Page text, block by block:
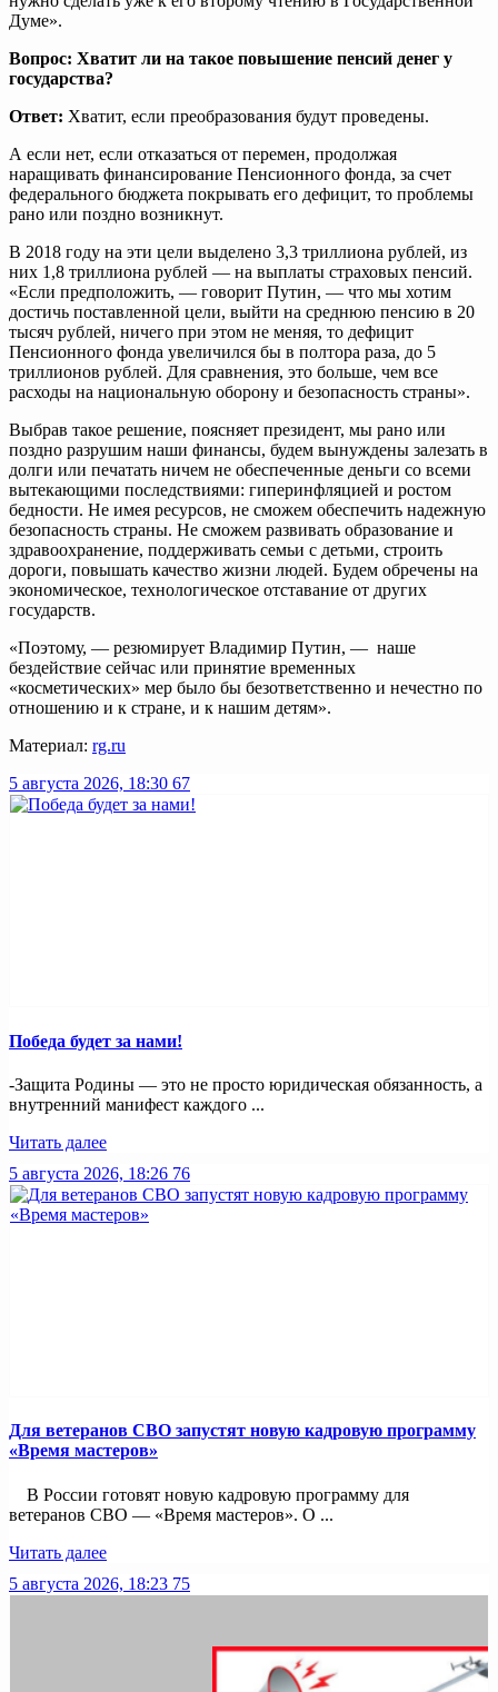
Думе».
Вопрос: Хватит ли на такое повышение пенсий денег у
государства?
Ответ: Хватит, если преобразования будут проведены.
А если нет, если отказаться от перемен, продолжая
наращивать финансирование Пенсионного фонда, за счет
федерального бюджета покрывать его дефицит, то проблемы
рано или поздно возникнут.
В 2018 году на эти цели выделено 3,3 триллиона рублей, из
них 1,8 триллиона рублей — на выплаты страховых пенсий.
«Если предположить, — говорит Путин, — что мы хотим
достичь поставленной цели, выйти на среднюю пенсию в 20
тысяч рублей, ничего при этом не меняя, то дефицит
Пенсионного фонда увеличился бы в полтора раза, до 5
триллионов рублей. Для сравнения, это больше, чем все
расходы на национальную оборону и безопасность страны».
Выбрав такое решение, поясняет президент, мы рано или
поздно разрушим наши финансы, будем вынуждены залезать в
долги или печатать ничем не обеспеченные деньги со всеми
вытекающими последствиями: гиперинфляцией и ростом
бедности. Не имея ресурсов, не сможем обеспечить надежную
безопасность страны. Не сможем развивать образование и
здравоохранение, поддерживать семьи с детьми, строить
дороги, повышать качество жизни людей. Будем обречены на
экономическое, технологическое отставание от других
государств.
«Поэтому, — резюмирует Владимир Путин, — наше
бездействие сейчас или принятие временных
«косметических» мер было бы безответственно и нечестно по
отношению и к стране, и к нашим детям».
Материал: rg.ru
5 августа 2026, 18:30 67
Победа будет за нами!
-Защита Родины — это не просто юридическая обязанность, а
внутренний манифест каждого ...
Читать далее
5 августа 2026, 18:26 76
Для ветеранов СВО запустят новую кадровую программу
«Время мастеров»
В России готовят новую кадровую программу для
ветеранов СВО — «Время мастеров». О ...
Читать далее
5 августа 2026, 18:23 75